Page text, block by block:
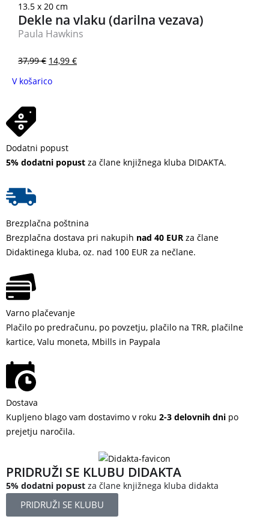
13.5 x 20 cm
Dekle na vlaku (darilna vezava)
Paula Hawkins
37,99€ 14,99 €
V košarico
Dodatni popust
5% dodatni popust za člane knjižnega kluba DIDAKTA.
Brezplačna poštnina
Brezplačna dostava pri nakupih nad 40 EUR za člane
Didaktinega kluba, oz. nad 100 EUR za nečlane.
Varno plačevanje
Plačilo po predračunu, po povzetju, plačilo na TRR, plačilne
kartice, Valu moneta, Mbills in Paypala
Dostava
Kupljeno blago vam dostavimo v roku 2-3 delovnih dni po
prejetju naročila.
PRIDRUŽI SE KLUBU DIDAKTA
5% dodatni popust za člane knjižnega kluba didakta
PRIDRUŽI SE KLUBU